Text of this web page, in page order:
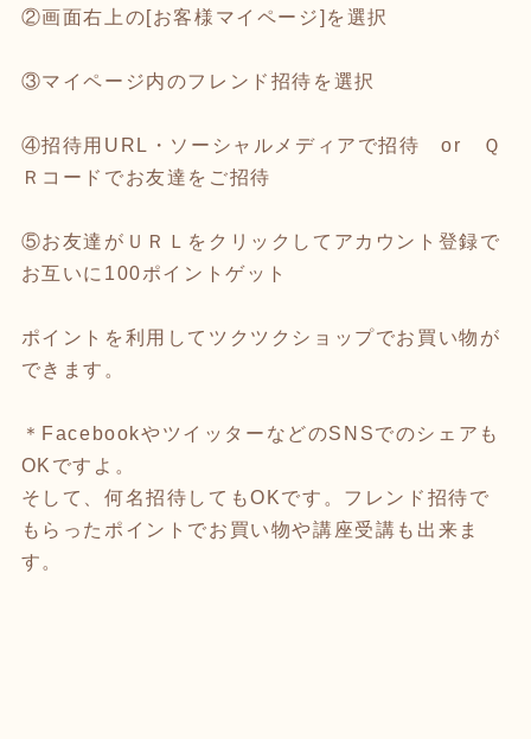
②画面右上の[お客様マイページ]を選択
③マイページ内のフレンド招待を選択
④招待用URL・ソーシャルメディアで招待 or Ｑ
Ｒコードでお友達をご招待
⑤お友達がＵＲＬをクリックしてアカウント登録で
お互いに100ポイントゲット
ポイントを利用してツクツクショップでお買い物が
できます。
＊FacebookやツイッターなどのSNSでのシェアも
OKですよ。
そして、何名招待してもOKです。フレンド招待で
もらったポイントでお買い物や講座受講も出来ま
す。